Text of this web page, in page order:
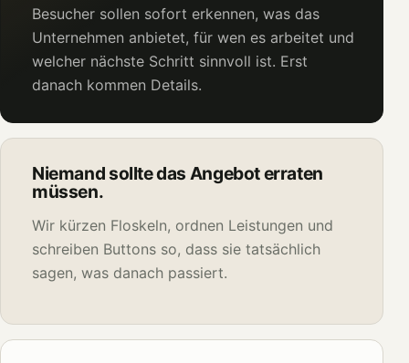
Besucher sollen sofort erkennen, was das
Unternehmen anbietet, für wen es arbeitet und
welcher nächste Schritt sinnvoll ist. Erst
danach kommen Details.
Niemand sollte das Angebot erraten
müssen.
Wir kürzen Floskeln, ordnen Leistungen und
schreiben Buttons so, dass sie tatsächlich
sagen, was danach passiert.